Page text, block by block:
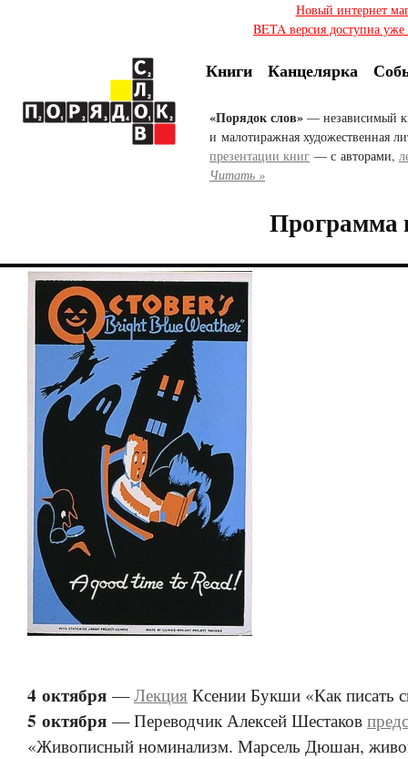
Новый интернет
BETA версия доступна
Книги Канцелярка
«Порядок слов» — независимый
и малотиражная художественная
презентации книг — с авторами,
Читать »
Программа
4 октября —Лекция Ксении Букши «Как писать
5 октября — Переводчик Алексей Шестаков
«Живописный номинализм. Марсель Дюшан,